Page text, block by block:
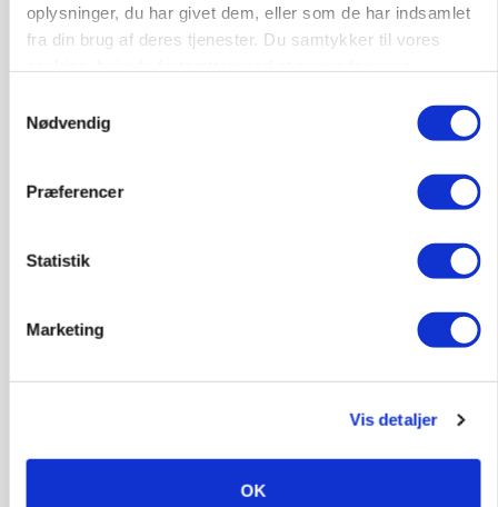
oplysninger, du har givet dem, eller som de har indsamlet
fra din brug af deres tjenester. Du samtykker til vores
Nødvendig
Præferencer
Statistik
Marketing
Vis detaljer
OK
avlsbestand